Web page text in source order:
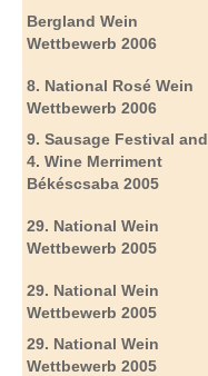
BerglandWein
Wettbewerb 2006
8. National RoséWein
Wettbewerb 2006
9. Sausage Festival and
4. Wine Merriment
Békéscsaba 2005
29. NationalWein
Wettbewerb 2005
29. NationalWein
Wettbewerb 2005
29. NationalWein
Wettbewerb 2005